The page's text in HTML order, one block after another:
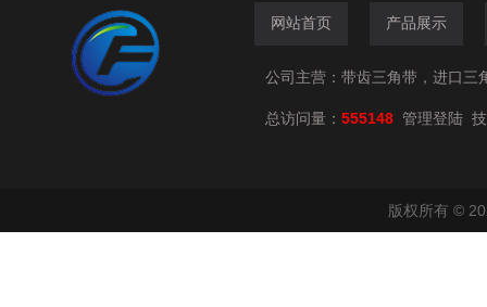
网站首页 产品展示
公司主营：带齿三角带，进口三
总访问量： 555148 管理登陆
版权所有 ©